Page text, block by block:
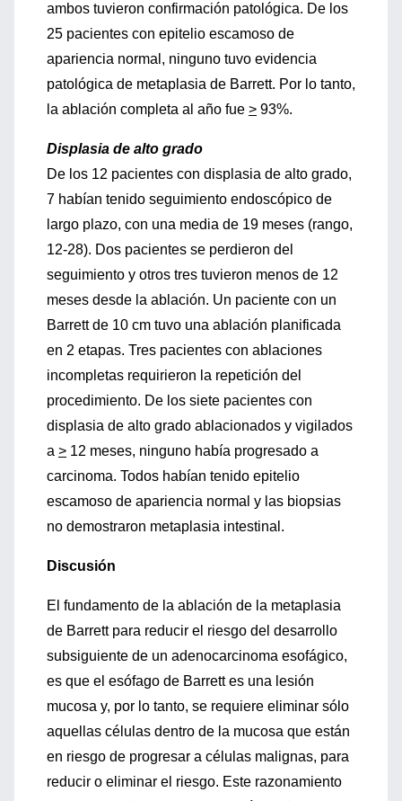
ambos tuvieron confirmación patológica. De los
25 pacientes con epitelio escamoso de
apariencia normal, ninguno tuvo evidencia
patológica de metaplasia de Barrett. Por lo tanto,
la ablación completa al año fue > 93%.
Displasia de alto grado
De los 12 pacientes con displasia de alto grado,
7 habían tenido seguimiento endoscópico de
largo plazo, con una media de 19 meses (rango,
12-28). Dos pacientes se perdieron del
seguimiento y otros tres tuvieron menos de 12
meses desde la ablación. Un paciente con un
Barrett de 10 cm tuvo una ablación planificada
en 2 etapas. Tres pacientes con ablaciones
incompletas requirieron la repetición del
procedimiento. De los siete pacientes con
displasia de alto grado ablacionados y vigilados
a > 12 meses, ninguno había progresado a
carcinoma. Todos habían tenido epitelio
escamoso de apariencia normal y las biopsias
no demostraron metaplasia intestinal.
Discusión
El fundamento de la ablación de la metaplasia
de Barrett para reducir el riesgo del desarrollo
subsiguiente de un adenocarcinoma esofágico,
es que el esófago de Barrett es una lesión
mucosa y, por lo tanto, se requiere eliminar sólo
aquellas células dentro de la mucosa que están
en riesgo de progresar a células malignas, para
reducir o eliminar el riesgo. Este razonamiento